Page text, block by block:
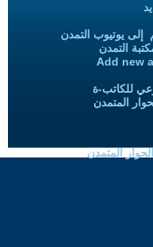
إلى يوتيوب التمدن
التمدن
Add new
للكاتب-ة
المتمدن
المتمدن